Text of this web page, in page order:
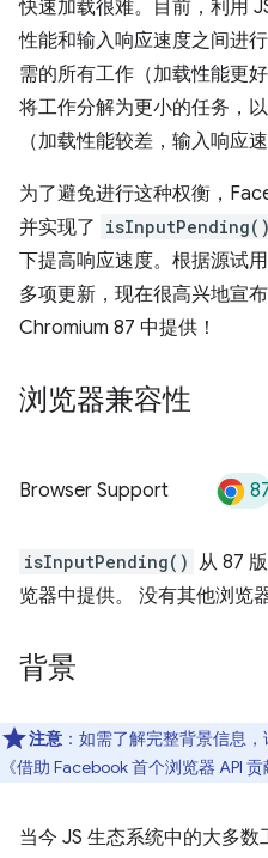
快速加载很难。目前，利用
性能和输入响应速度之间进
需的所有工作（加载性能更
将工作分解为更小的任务，
（加载性能较差，输入响应
为了避免进行这种权衡，
并实现了 isInputPending()
下提高响应速度。根据源试
多项更新，现在很高兴地宣
Chromium 87 中提供！
浏览器兼容性
Browser Support
isInputPending() 从 87
览器中提供。 没有其他浏览
背景
注意 ：如需了解完整背景信息
《借助 Facebook 首个浏览器 API
当今 JS 生态系统中的大多